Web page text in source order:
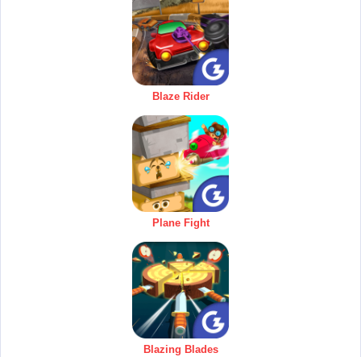
Blaze Rider
Plane Fight
Blazing Blades